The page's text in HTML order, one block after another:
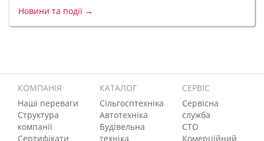
Новини та події →
КОМПАНІЯ
Наші переваги
Структура
компанії
Сертифікати
КАТАЛОГ
Сільгосптехніка
Автотехніка
Будівельна
техніка
СЕРВІС
Сервісна
служба
СТО
Комерційний